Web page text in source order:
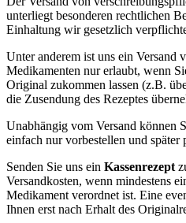
unterliegt besonderen rechtlichen
Einhaltung wir gesetzlich
Unter anderem ist uns ein Versand
Medikamenten nur erlaubt, wenn
Original zukommen lassen (z.B.
die Zusendung des Rezeptes
Unabhängig vom Versand können
einfach nur vorbestellen und später
Senden Sie uns ein Kassenrezept
Versandkosten, wenn mindestens
Medikament verordnet ist. Eine
Ihnen erst nach Erhalt des